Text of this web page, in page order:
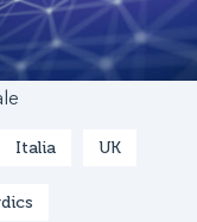
Italia UK